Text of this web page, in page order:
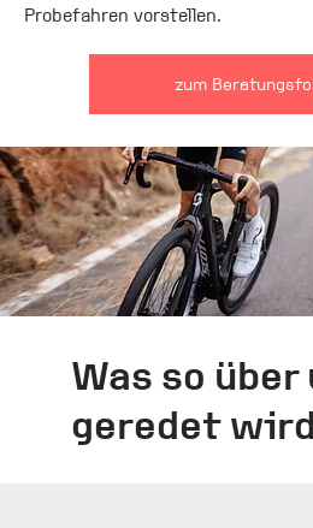
Was so über
geredet
Probefahren vorstellen.
zum